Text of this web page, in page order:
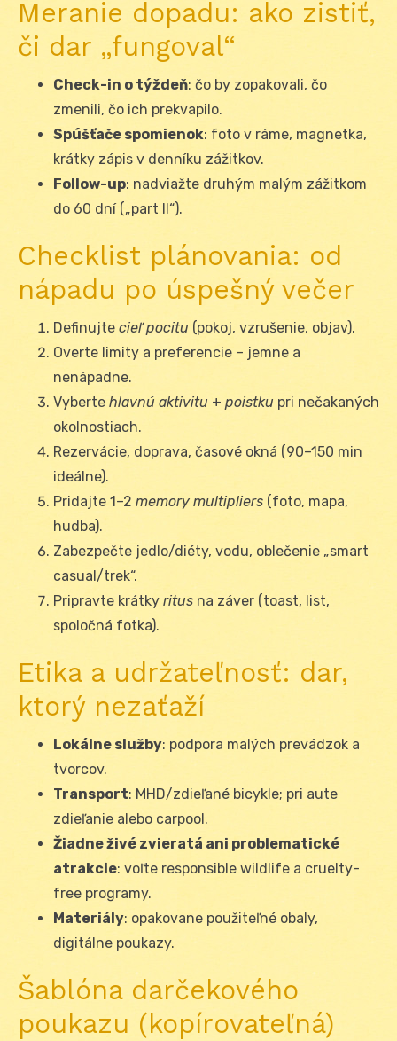
Meranie dopadu: ako zistiť,
či dar „fungoval“
Check-in o týždeň: čo by zopakovali, čo
zmenili, čo ich prekvapilo.
Spúšťače spomienok: foto v ráme, magnetka,
krátky zápis v denníku zážitkov.
Follow-up: nadviažte druhým malým zážitkom
do 60 dní („part II“).
Checklist plánovania: od
nápadu po úspešný večer
Definujte cieľ pocitu (pokoj, vzrušenie, objav).
Overte limity a preferencie – jemne a
nenápadne.
Vyberte hlavnú aktivitu + poistku pri nečakaných
okolnostiach.
Rezervácie, doprava, časové okná (90–150 min
ideálne).
Pridajte 1–2 memory multipliers (foto, mapa,
hudba).
Zabezpečte jedlo/diéty, vodu, oblečenie „smart
casual/trek“.
Pripravte krátky ritus na záver (toast, list,
spoločná fotka).
Etika a udržateľnosť: dar,
ktorý nezaťaží
Lokálne služby: podpora malých prevádzok a
tvorcov.
Transport: MHD/zdieľané bicykle; pri aute
zdieľanie alebo carpool.
Žiadne živé zvieratá ani problematické
atrakcie: voľte responsible wildlife a cruelty-
free programy.
Materiály: opakovane použiteľné obaly,
digitálne poukazy.
Šablóna darčekového
poukazu (kopírovateľná)